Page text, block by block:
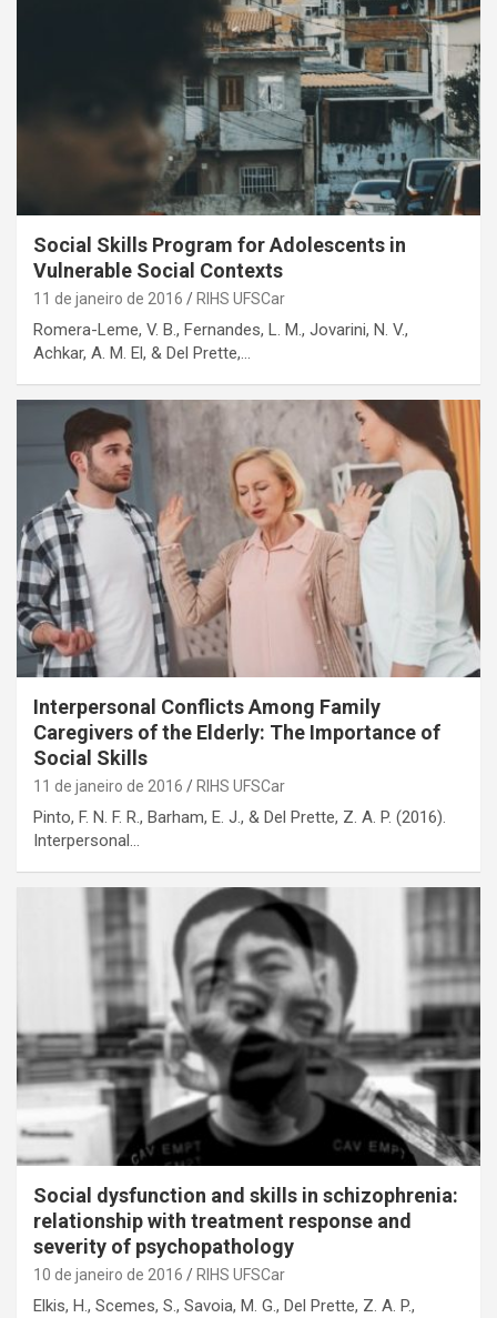
Social Skills Program for Adolescents in
Vulnerable Social Contexts
11 de janeiro de 2016 RIHS UFSCar
Romera-Leme, V. B., Fernandes, L. M., Jovarini, N. V.,
Achkar, A. M. El, & Del Prette,…
Interpersonal Conflicts Among Family
Caregivers of the Elderly: The Importance of
Social Skills
11 de janeiro de 2016 RIHS UFSCar
Pinto, F. N. F. R., Barham, E. J., & Del Prette, Z. A. P. (2016).
Interpersonal…
Social dysfunction and skills in schizophrenia:
relationship with treatment response and
severity of psychopathology
10 de janeiro de 2016 RIHS UFSCar
Elkis, H., Scemes, S., Savoia, M. G., Del Prette, Z. A. P.,